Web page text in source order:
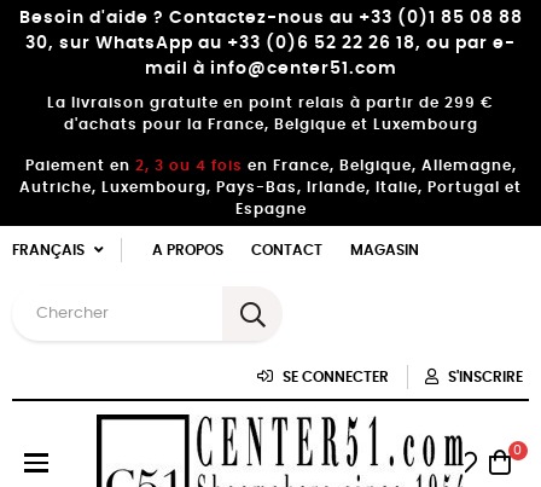
Besoin d'aide ? Contactez-nous au +33 (0)1 85 08 88
30, sur WhatsApp au +33 (0)6 52 22 26 18, ou par e-
mail à info@center51.com
La livraison gratuite en point relais à partir de 299 €
d'achats pour la France, Belgique et Luxembourg
Paiement en 2, 3 ou 4 fois en France, Belgique, Allemagne,
Autriche, Luxembourg, Pays-Bas, Irlande, Italie, Portugal et
Espagne
FRANÇAIS A PROPOS CONTACT MAGASIN
SE CONNECTER S'INSCRIRE
Basculer
☰
0